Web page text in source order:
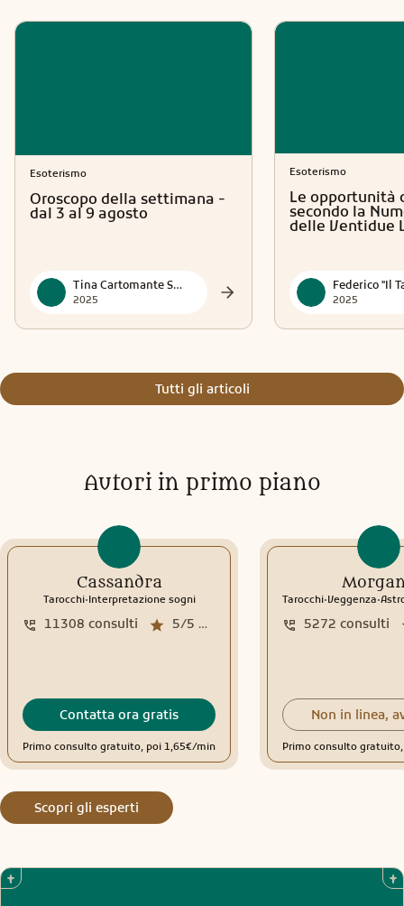
Esoterismo
Oroscopo della settimana -
dal 3 al 9 agosto
Tina Cartomante Sensitiva
2025
Esoterismo
Le opportunità
secondo la
delle Ventidue
2025
Tutti gli articoli
Autori in primo piano
Cassandra
Tarocchi.Interpretazione sogni
5/5 media recensioni
11308 consulti
Contatta ora gratis
Primo consulto gratuito, poi 1,65€/min
Tarocchi.Veggenza.
5272 consulti
Non in linea,
Primo consulto
Scopri gli esperti